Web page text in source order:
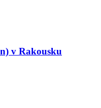
v Rakousku